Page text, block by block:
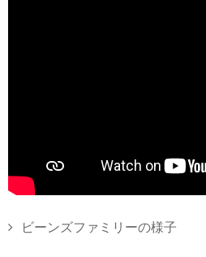
ビーンズファミリーの様子